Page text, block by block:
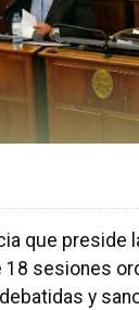
que
sesiones
y